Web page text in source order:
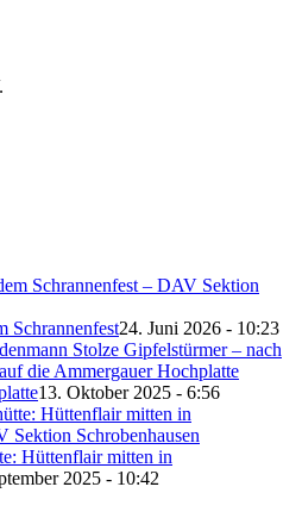
Schrannenfest24. Juni 2026 - 10:23
13. Oktober 2025 - 6:56
Hüttenflair mitten in
2025 - 10:42